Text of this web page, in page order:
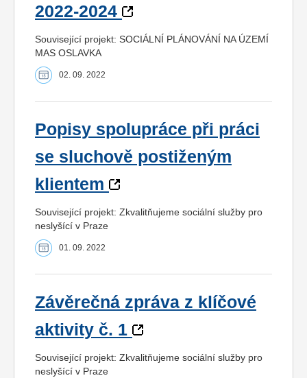
2022-2024
Související projekt: SOCIÁLNÍ PLÁNOVÁNÍ NA ÚZEMÍ
MAS OSLAVKA
02. 09. 2022
Popisy spolupráce při práci
se sluchově postiženým
klientem
Související projekt: Zkvalitňujeme sociální služby pro
neslyšící v Praze
01. 09. 2022
Závěrečná zpráva z klíčové
aktivity č. 1
Související projekt: Zkvalitňujeme sociální služby pro
neslyšící v Praze